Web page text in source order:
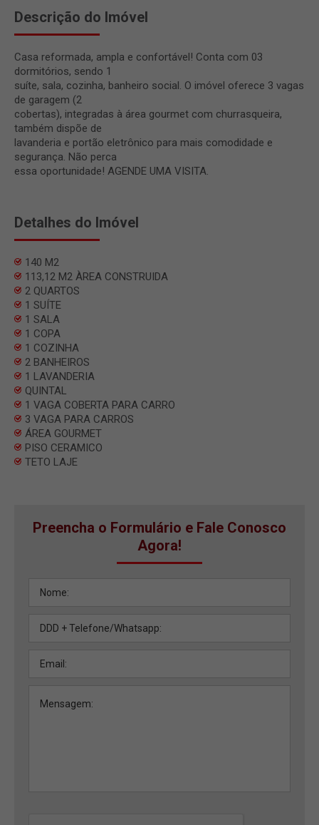
Descrição do Imóvel
Casa reformada, ampla e confortável! Conta com 03
dormitórios, sendo 1
suíte, sala, cozinha, banheiro social. O imóvel oferece 3 vagas
de garagem (2
cobertas), integradas à área gourmet com churrasqueira,
também dispõe de
lavanderia e portão eletrônico para mais comodidade e
segurança. Não perca
essa oportunidade! AGENDE UMA VISITA.
Detalhes do Imóvel
140 M2
113,12 M2 ÀREA CONSTRUIDA
2 QUARTOS
1 SUÍTE
1 SALA
1 COPA
1 COZINHA
2 BANHEIROS
1 LAVANDERIA
QUINTAL
1 VAGA COBERTA PARA CARRO
3 VAGA PARA CARROS
ÁREA GOURMET
PISO CERAMICO
TETO LAJE
Preencha o Formulário e Fale Conosco
Agora!